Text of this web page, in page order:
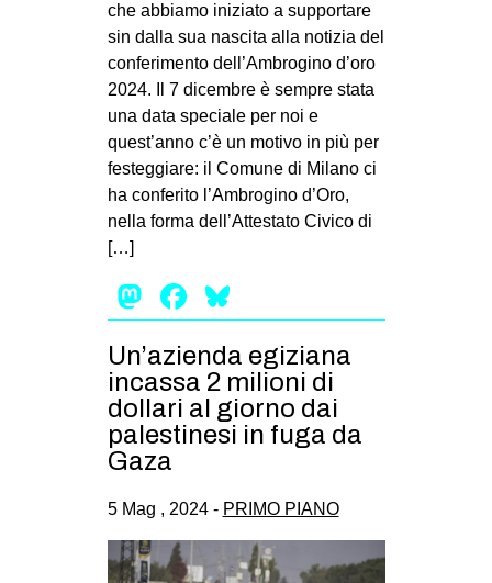
MOBILITAZIONI
SPAZI
SPORT POPOLARE
MOVIMENTI
AMBIENTE
ANTIFASCISMO
GENERI
MIGRAZIONI
PRECARIATO
REPRESSIONE
STUDENTI
ARTE
CINEMA
che abbiamo iniziato a supportare
sin dalla sua nascita alla notizia del
conferimento dell’Ambrogino d’oro
2024. Il 7 dicembre è sempre stata
una data speciale per noi e
quest’anno c’è un motivo in più per
festeggiare: il Comune di Milano ci
ha conferito l’Ambrogino d’Oro,
nella forma dell’Attestato Civico di
[…]
Mastodon
Facebook
Un’azienda egiziana
incassa 2 milioni di
dollari al giorno dai
palestinesi in fuga da
Gaza
5 Mag , 2024 - PRIMO PIANO